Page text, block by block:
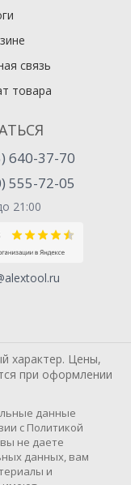
связь
товара
640-37-70
555-72-05
21:00
характер. Цены,
при оформлении
данные
с Политикой
не даете
данных, вам
и